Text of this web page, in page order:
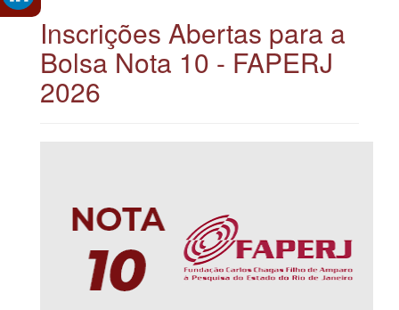
Inscrições Abertas para a
Bolsa Nota 10 - FAPERJ
2026